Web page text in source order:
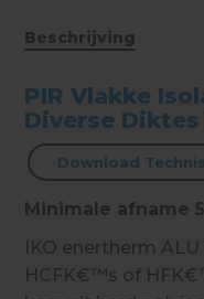
Beschrijving
PIR Vlakke
Diverse
Download
Minimale afname
IKO enertherm
HCFK€™s of